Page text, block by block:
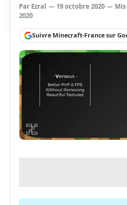
Par Ezral 19 octobre 2020
2020
Suivre Minecraft-France sur